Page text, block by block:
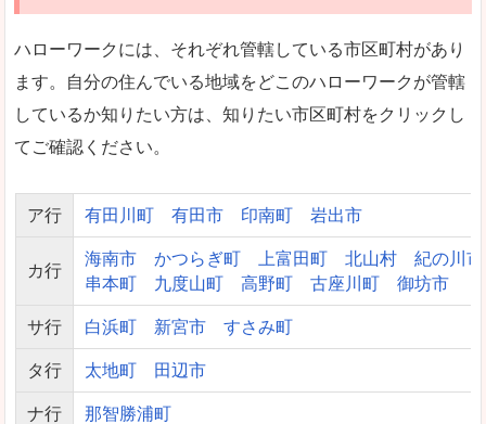
ハローワークには、それぞれ管轄している市区町村があり
ます。自分の住んでいる地域をどこのハローワークが管轄
しているか知りたい方は、知りたい市区町村をクリックし
てご確認ください。
ア行 有田川町 有田市 印南町 岩出市
カ行
海南市 かつらぎ町 上富田町 北山村
紀の川市
串本町
九度山町 高野町 古座川町 御坊市
サ行 白浜町 新宮市 すさみ町
タ行 太地町 田辺市
ナ行 那智勝浦町